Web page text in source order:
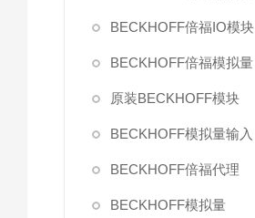
BECKHOFF倍福IO模块
BECKHOFF倍福模拟量
原装BECKHOFF模块
BECKHOFF模拟量输入
BECKHOFF倍福代理
BECKHOFF模拟量